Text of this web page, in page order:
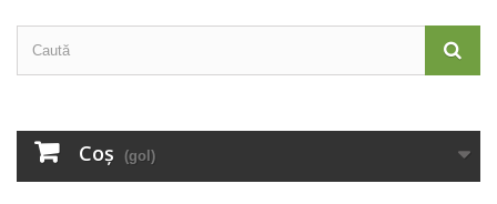
Coş (gol)